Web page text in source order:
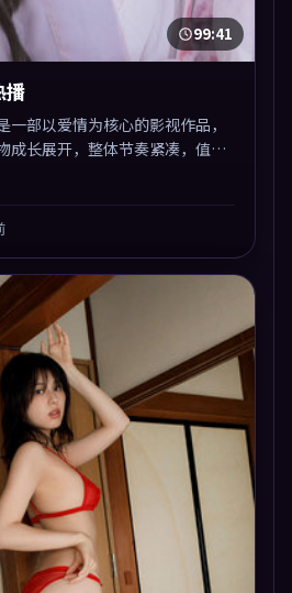
99:41
播
部以爱情为核心的影视作品，
成长展开，整体节奏紧凑，值得